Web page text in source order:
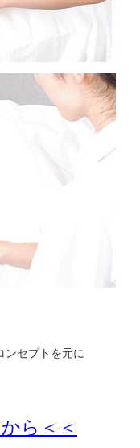
ンセプトを元に
ら＜＜